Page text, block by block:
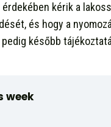
kérik a
és hogy a
később
week